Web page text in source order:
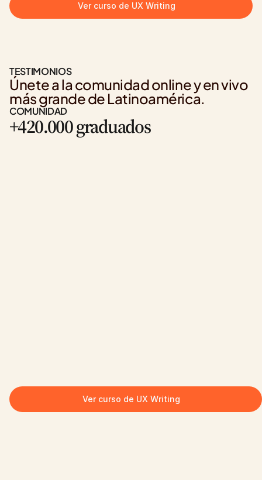
Ver curso de UX Writing
TESTIMONIOS
Únete a la comunidad online y en vivo
más grande de Latinoamérica.
COMUNIDAD
+420.000 graduados
Ver curso de UX Writing